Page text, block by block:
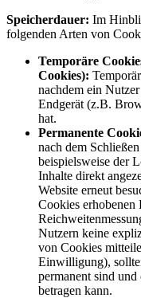
Speicherdauer: Im
folgenden Arten von
Temporäre
Cookies):
nachdem ein
Endgerät (z.B.
hat.
Permanente
nach dem
beispielsweise der
Inhalte direkt
Website erneut
Cookies erhobenen
Nutzern keine
von Cookies
Einwilligung),
permanent sind
betragen kann.